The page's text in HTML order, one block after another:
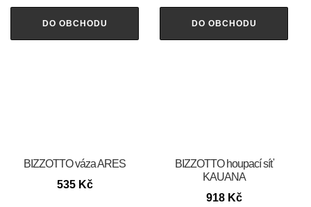
DO OBCHODU DO OBCHODU
BIZZOTTO váza ARES
535 Kč
BIZZOTTO houpací síť
KAUANA
918 Kč